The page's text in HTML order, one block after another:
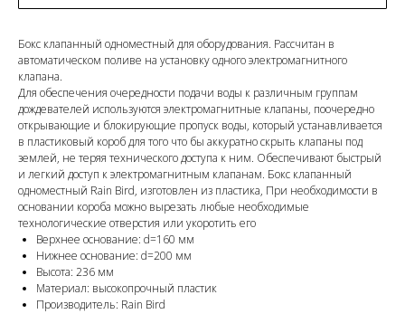
Бокс клапанный одноместный для оборудования. Рассчитан в
автоматическом поливе на установку одного электромагнитного
клапана.
Для обеспечения очередности подачи воды к различным группам
дождевателей используются электромагнитные клапаны, поочередно
открывающие и блокирующие пропуск воды, который устанавливается
в пластиковый короб для того что бы аккуратно скрыть клапаны под
землей, не теряя технического доступа к ним. Обеспечивают быстрый
и легкий доступ к электромагнитным клапанам. Бокс клапанный
одноместный Rain Bird, изготовлен из пластика, При необходимости в
основании короба можно вырезать любые необходимые
технологические отверстия или укоротить его
Верхнее основание: d=160 мм
Нижнее основание: d=200 мм
Высота: 236 мм
Материал: высокопрочный пластик
Производитель: Rain Bird